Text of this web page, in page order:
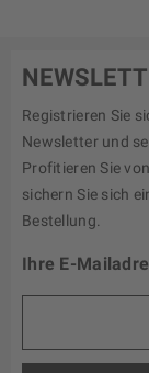
Registrieren Sie
Newsletter und
Profitieren Sie
sichern Sie sich
Bestellung.
Ihre E-